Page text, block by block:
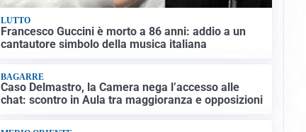
LUTTO
Francesco Guccini è morto a 86 anni: addio a un
cantautore simbolo della musica italiana
BAGARRE
Caso Delmastro, la Camera nega l’accesso alle
chat: scontro in Aula tra maggioranza e opposizioni